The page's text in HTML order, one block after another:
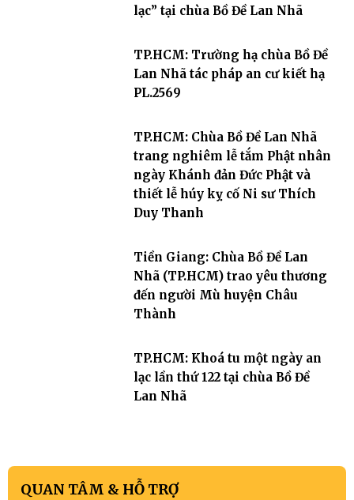
lạc” tại chùa Bồ Đề Lan Nhã
TP.HCM: Trường hạ chùa Bồ Đề
Lan Nhã tác pháp an cư kiết hạ
PL.2569
TP.HCM: Chùa Bồ Đề Lan Nhã
trang nghiêm lễ tắm Phật nhân
ngày Khánh đản Đức Phật và
thiết lễ húy kỵ cố Ni sư Thích
Duy Thanh
Tiền Giang: Chùa Bồ Đề Lan
Nhã (TP.HCM) trao yêu thương
đến người Mù huyện Châu
Thành
TP.HCM: Khoá tu một ngày an
lạc lần thứ 122 tại chùa Bồ Đề
Lan Nhã
QUAN TÂM & HỖ TRỢ